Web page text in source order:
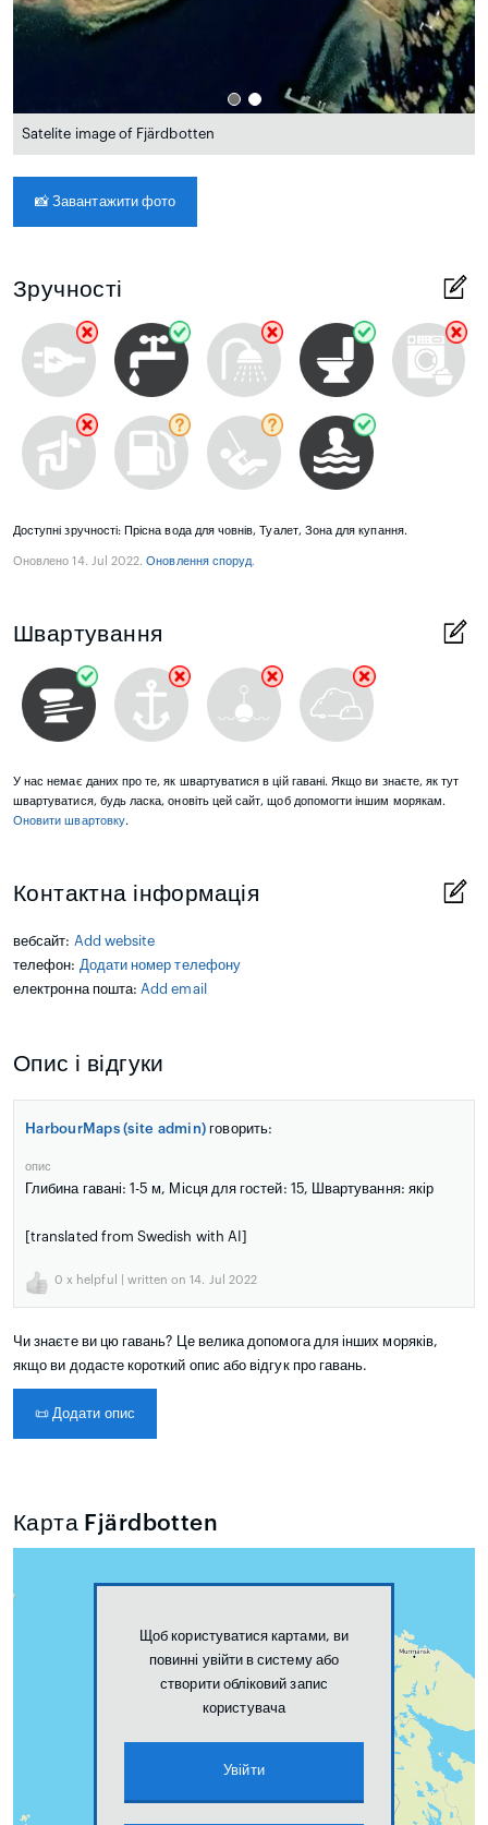
Satelite image of Fjärdbotten
📸 Завантажити фото
Зручності
Доступні зручності: Прісна вода для човнів, Туалет, Зона для купання.
Оновлено 14. Jul 2022.Оновлення споруд.
Швартування
У нас немає даних про те, як швартуватися в цій гавані. Якщо ви знаєте, як тут
швартуватися, будь ласка, оновіть цей сайт, щоб допомогти іншим морякам.
Оновити швартовку.
Контактна інформація
вебсайт: Add website
телефон: Додати номер телефону
електронна пошта: Add email
Опис і відгуки
HarbourMaps (site admin) говорить:
опис
Глибина гавані: 1-5 м, Місця для гостей: 15, Швартування: якір
[translated from Swedish with AI]
0 x helpful | written on 14. Jul 2022
Чи знаєте ви цю гавань? Це велика допомога для інших моряків,
якщо ви додасте короткий опис або відгук про гавань.
📜 Додати опис
Карта Fjärdbotten
Щоб користуватися картами, ви
повинні увійти в систему або
створити обліковий запис
користувача
Увійти